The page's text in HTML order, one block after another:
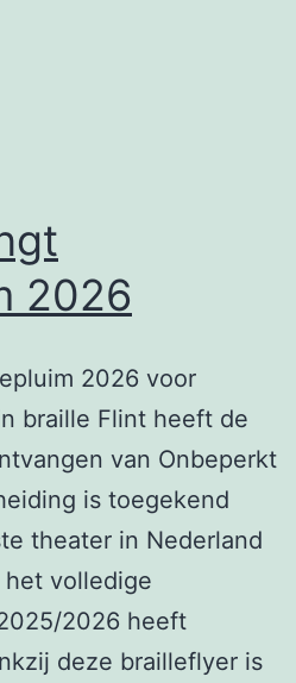
2026
2026 voor
braille Flint heeft de
van Onbeperkt
is toegekend
theater in Nederland
volledige
2026 heeft
deze brailleflyer is